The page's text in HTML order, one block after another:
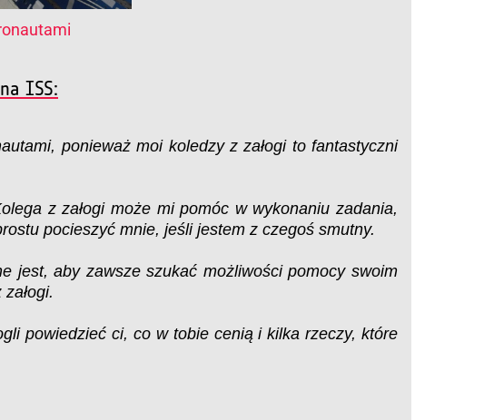
ISS:
ponieważ moi koledzy z załogi to fantastyczni
z załogi może mi pomóc w wykonaniu zadania,
pocieszyć mnie, jeśli jestem z czegoś smutny.
jest, aby zawsze szukać możliwości pomocy swoim
powiedzieć ci, co w tobie cenią i kilka rzeczy, które